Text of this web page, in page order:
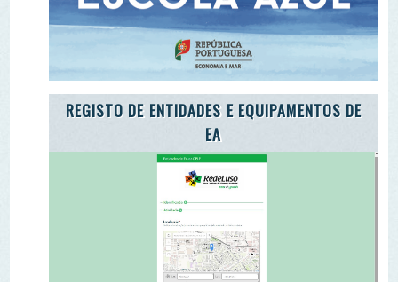
ADOTE A CARTA DA TERRA